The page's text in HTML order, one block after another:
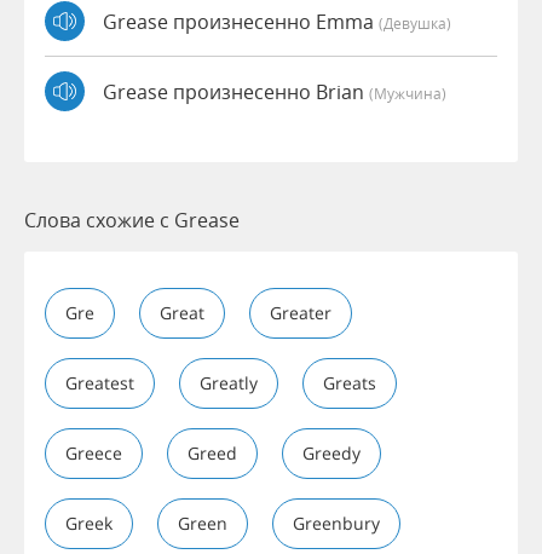
Grease произнесенно Emma (девушка)
Grease произнесенно Brian (мужчина)
Слова схожие с Grease
Gre Great Greater
Greatest Greatly Greats
Greece Greed Greedy
Greek Green Greenbury